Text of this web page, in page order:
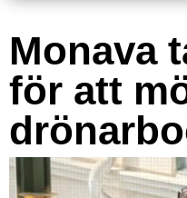
Monava
för att